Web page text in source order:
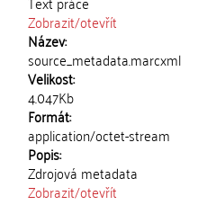
Zobrazit/otevřít
Název:
source_metadata.marcxml
Velikost:
4.047Kb
Formát:
application/octet-stream
Popis:
Zdrojová metadata
Zobrazit/otevřít